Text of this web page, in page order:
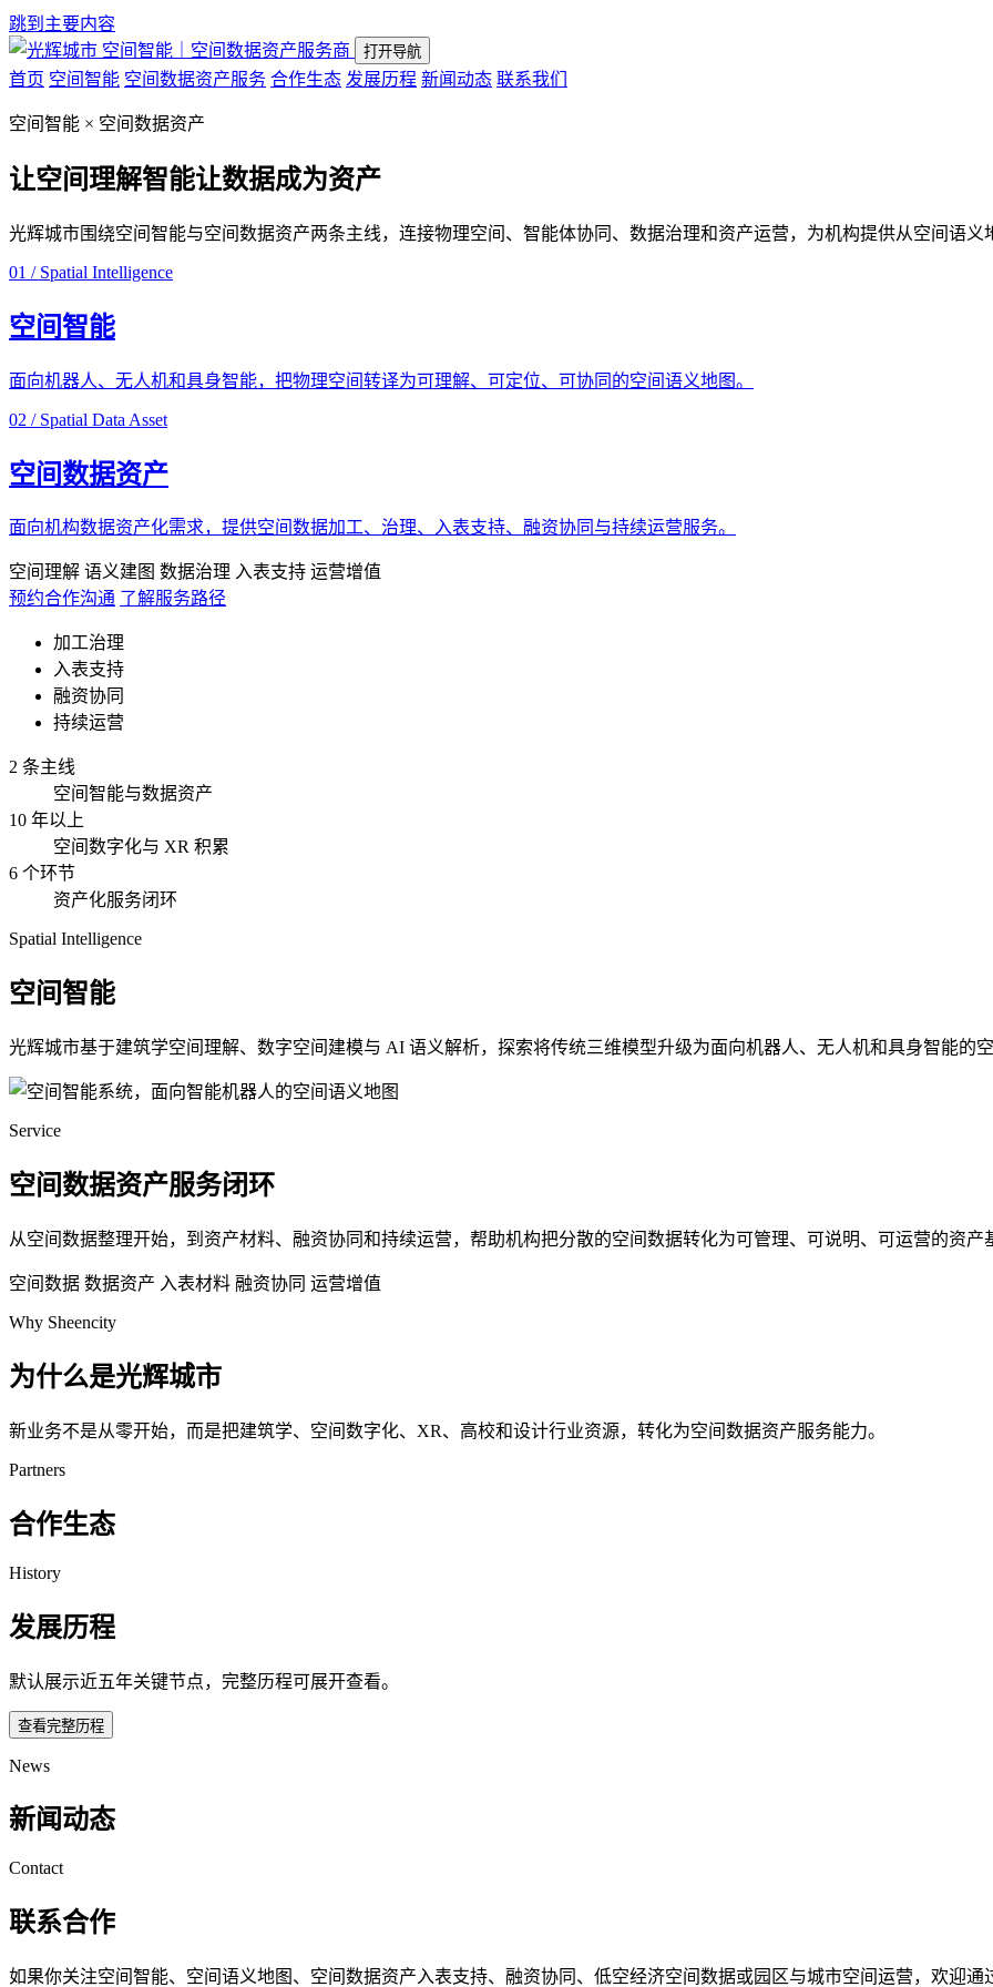
跳到主要内容
空间智能｜空间数据资产服务商
打开导航
首页 空间智能 空间数据资产服务 合作生态 发展历程 新闻动态 联系我们
空间智能 × 空间数据资产
让空间理解智能让数据成为资产
光辉城市围绕空间智能与空间数据资产两条主线，连接物理空间、智能体协同、数据治理和资产运营，为机构提供从空间语义
01 / Spatial Intelligence
空间智能
面向机器人、无人机和具身智能，把物理空间转译为可理解、可定位、可协同的空间语义地图。
02 / Spatial Data Asset
空间数据资产
面向机构数据资产化需求，提供空间数据加工、治理、入表支持、融资协同与持续运营服务。
空间理解 语义建图 数据治理 入表支持 运营增值
预约合作沟通 了解服务路径
加工治理
入表支持
融资协同
持续运营
2 条主线
空间智能与数据资产
10 年以上
空间数字化与 XR 积累
6 个环节
资产化服务闭环
Spatial Intelligence
空间智能
光辉城市基于建筑学空间理解、数字空间建模与 AI 语义解析，探索将传统三维模型升级为面向机器人、无人机和具身智能的空
Service
空间数据资产服务闭环
从空间数据整理开始，到资产材料、融资协同和持续运营，帮助机构把分散的空间数据转化为可管理、可说明、可运营的资产
空间数据 数据资产 入表材料 融资协同 运营增值
Why Sheencity
为什么是光辉城市
新业务不是从零开始，而是把建筑学、空间数字化、XR、高校和设计行业资源，转化为空间数据资产服务能力。
Partners
合作生态
History
发展历程
默认展示近五年关键节点，完整历程可展开查看。
查看完整历程
News
新闻动态
Contact
联系合作
如果你关注空间智能、空间语义地图、空间数据资产入表支持、融资协同、低空经济空间数据或园区与城市空间运营，欢迎通